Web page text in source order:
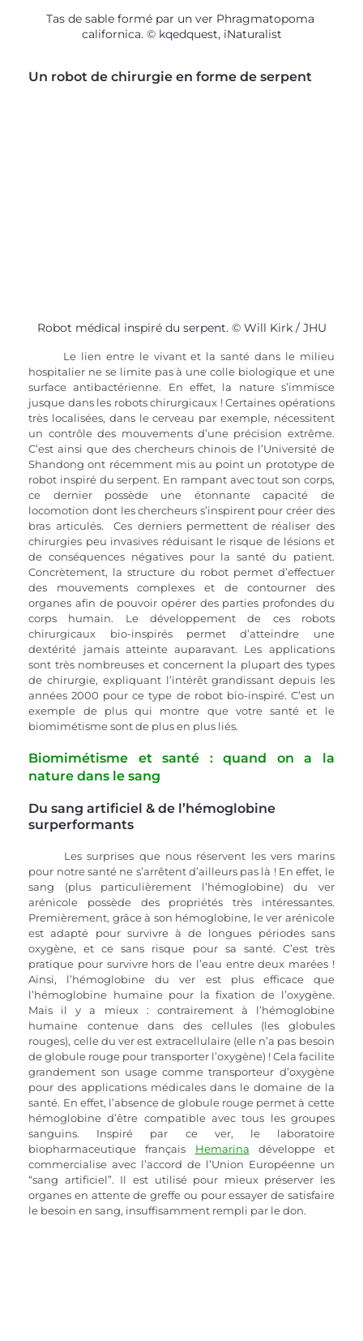
Tas de sable formé par un ver Phragmatopoma
californica. © kqedquest, iNaturalist
Un robot de chirurgie en forme de serpent
Robot médical inspiré du serpent. © Will Kirk / JHU
Le lien entre le vivant et la santé dans le milieu
hospitalier ne se limite pas à une colle biologique et une
surface antibactérienne. En effet, la nature s’immisce
jusque dans les robots chirurgicaux ! Certaines opérations
très localisées, dans le cerveau par exemple, nécessitent
un contrôle des mouvements d’une précision extrême.
C’est ainsi que des chercheurs chinois de l’Université de
Shandong ont récemment mis au point un prototype de
robot inspiré du serpent. En rampant avec tout son corps,
ce dernier possède une étonnante capacité de
locomotion dont les chercheurs s’inspirent pour créer des
bras articulés.  Ces derniers permettent de réaliser des
chirurgies peu invasives réduisant le risque de lésions et
de conséquences négatives pour la santé du patient.
Concrètement, la structure du robot permet d’effectuer
des mouvements complexes et de contourner des
organes afin de pouvoir opérer des parties profondes du
corps humain. Le développement de ces robots
chirurgicaux bio-inspirés permet d’atteindre une
dextérité jamais atteinte auparavant. Les applications
sont très nombreuses et concernent la plupart des types
de chirurgie, expliquant l’intérêt grandissant depuis les
années 2000 pour ce type de robot bio-inspiré. C’est un
exemple de plus qui montre que votre santé et le
biomimétisme sont de plus en plus liés.
Biomimétisme et santé : quand on a la
nature dans le sang
Du sang artificiel & de l’hémoglobine
surperformants
Les surprises que nous réservent les vers marins
pour notre santé ne s’arrêtent d’ailleurs pas là ! En effet, le
sang (plus particulièrement l’hémoglobine) du ver
arénicole possède des propriétés très intéressantes.
Premièrement, grâce à son hémoglobine, le ver arénicole
est adapté pour survivre à de longues périodes sans
oxygène, et ce sans risque pour sa santé. C’est très
pratique pour survivre hors de l’eau entre deux marées !
Ainsi, l’hémoglobine du ver est plus efficace que
l’hémoglobine humaine pour la fixation de l’oxygène.
Mais il y a mieux : contrairement à l’hémoglobine
humaine contenue dans des cellules (les globules
rouges), celle du ver est extracellulaire (elle n’a pas besoin
de globule rouge pour transporter l’oxygène) ! Cela facilite
grandement son usage comme transporteur d’oxygène
pour des applications médicales dans le domaine de la
santé. En effet, l’absence de globule rouge permet à cette
hémoglobine d’être compatible avec tous les groupes
sanguins. Inspiré par ce ver, le laboratoire
biopharmaceutique français Hemarina développe et
commercialise avec l’accord de l’Union Européenne un
“sang artificiel”. Il est utilisé pour mieux préserver les
organes en attente de greffe ou pour essayer de satisfaire
le besoin en sang, insuffisamment rempli par le don.